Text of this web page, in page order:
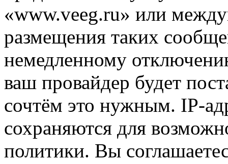
«www.veeg.ru» или
размещения таких
немедленному
ваш провайдер будет
сочтём это нужным. IP-
сохраняются для
политики. Вы